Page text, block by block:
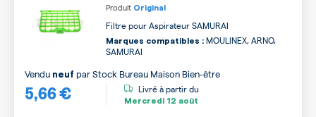
Produit Original
Filtre pour Aspirateur SAMURAI
Marques compatibles : MOULINEX, ARNO,
SAMURAI
5,66 €
Vendu neuf parStock Bureau Maison Bien-être
Livré à partir du
Mercredi 12 août